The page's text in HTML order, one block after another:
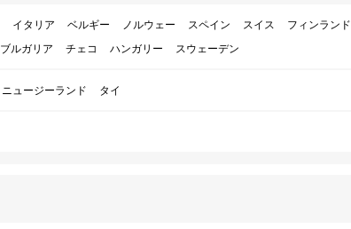
イタリア ベルギー ノルウェー スペイン スイス
フィンランド
ブルガリア チェコ ハンガリー スウェーデン
ニュージーランド タイ